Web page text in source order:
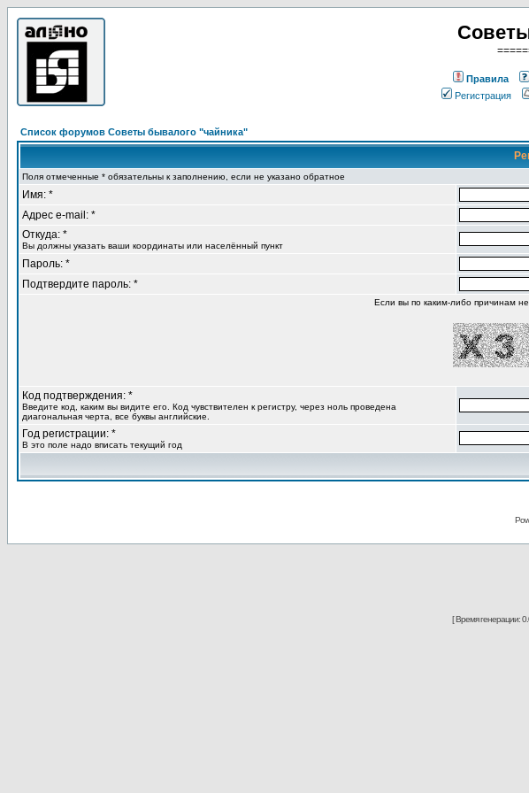
Правила
Регистрация
Список форумов Советы бывалого "чайника"
Поля отмеченные * обязательны к заполнению, если не указано обратное
Имя: *
Адрес e-mail: *
Откуда: *
Вы должны указать ваши координаты или населённый пункт
Пароль: *
Подтвердите пароль: *
Если вы по каким-либо причинам
Код подтверждения: *
Введите код, каким вы видите его. Код чувствителен к регистру, через ноль проведена
диагональная черта, все буквы английские.
Год регистрации: *
В это поле надо вписать текущий год
[ Время генерации: